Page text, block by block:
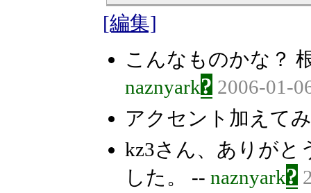
[編集]
こんなものかな？
naznyark? 2006-01-
アクセント加えて
kz3さん、ありがと
した。 -- naznyark?